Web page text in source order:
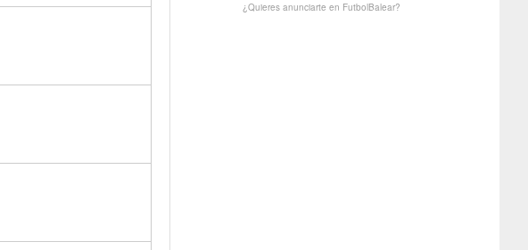
¿Quieres anunciarte en FutbolBalear?